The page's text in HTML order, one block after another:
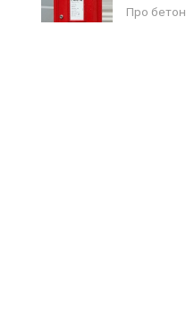
Про бетон